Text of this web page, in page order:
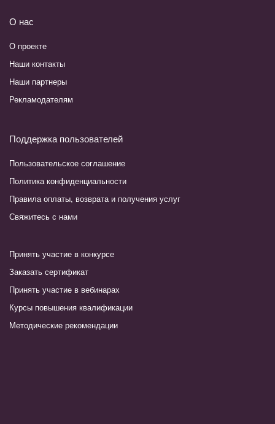
О нас
О проекте
Наши контакты
Наши партнеры
Рекламодателям
Поддержка пользователей
Пользовательское соглашение
Политика конфиденциальности
Правила оплаты, возврата и получения услуг
Свяжитесь с нами
Принять участие в конкурсе
Заказать сертификат
Принять участие в вебинарах
Курсы повышения квалификации
Методические рекомендации